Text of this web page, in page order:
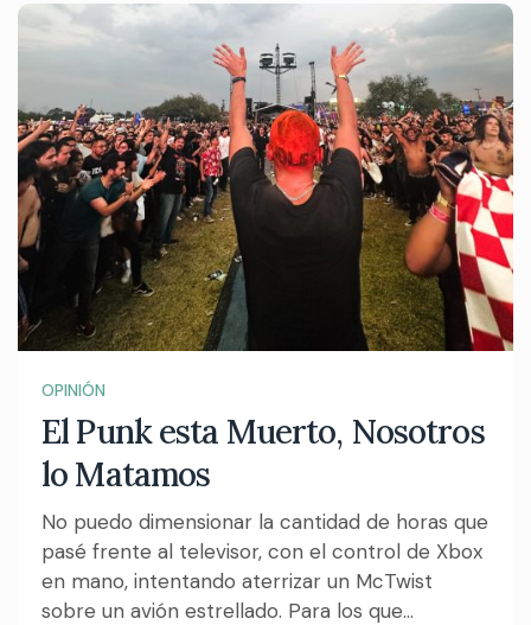
OPINIÓN
El Punk esta Muerto, Nosotros
lo Matamos
No puedo dimensionar la cantidad de horas que
pasé frente al televisor, con el control de Xbox
en mano, intentando aterrizar un McTwist
sobre un avión estrellado. Para los que...